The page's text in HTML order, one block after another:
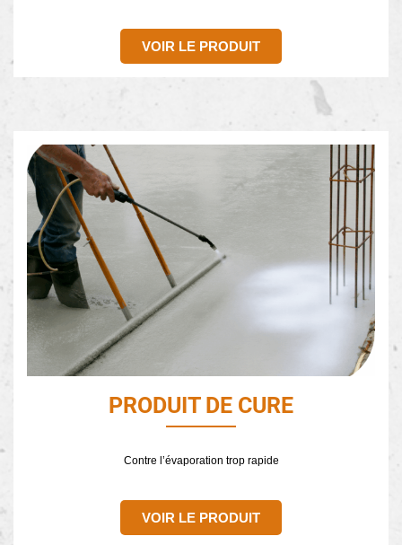
VOIR LE PRODUIT
PRODUIT DE CURE
Contre l’évaporation trop rapide
VOIR LE PRODUIT